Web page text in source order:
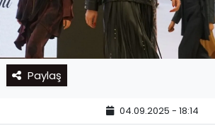
Paylaş
04.09.2025 - 18:14